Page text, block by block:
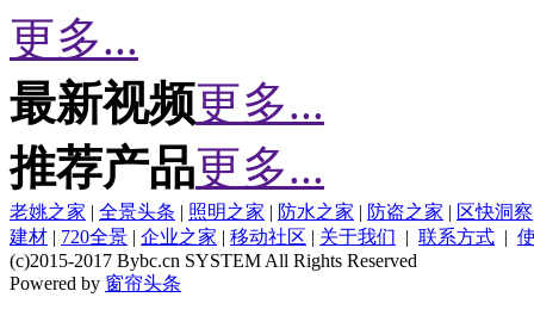
更多...
最新视频更多...
推荐产品更多...
老姚之家 | 全景头条 | 照明之家 | 防水之家 | 防盗之家 | 区快洞察
建材 | 720全景 | 企业之家 | 移动社区 | 关于我们 | 联系方式 |
(c)2015-2017 Bybc.cn SYSTEM All Rights Reserved
Powered by 窗帘头条